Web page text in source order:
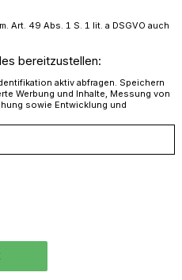
Art. 49 Abs. 1 S. 1 lit. a DSGVO auch
bereitzustellen:
aktiv abfragen. Speichern
Werbung und Inhalte, Messung von
sowie Entwicklung und